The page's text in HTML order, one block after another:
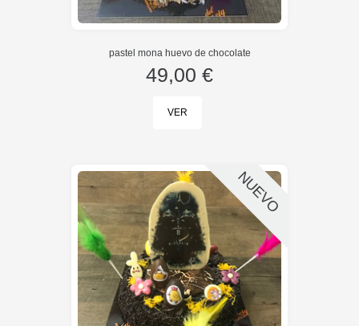
pastel mona huevo de chocolate
49,00 €
VER
NUEVO